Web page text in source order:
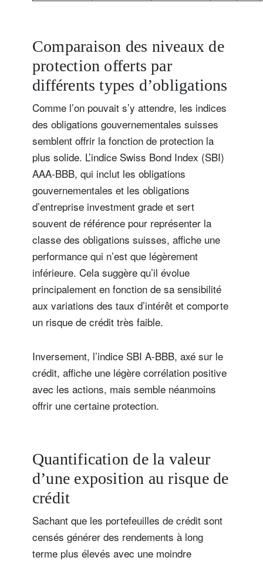
Comparaison des niveaux de
protection offerts par
différents types d’obligations
Comme l’on pouvait s’y attendre, les indices
des obligations gouvernementales suisses
semblent offrir la fonction de protection la
plus solide. L’indice Swiss Bond Index (SBI)
AAA-BBB, qui inclut les obligations
gouvernementales et les obligations
d’entreprise investment grade et sert
souvent de référence pour représenter la
classe des obligations suisses, affiche une
performance qui n’est que légèrement
inférieure. Cela suggère qu’il évolue
principalement en fonction de sa sensibilité
aux variations des taux d’intérêt et comporte
un risque de crédit très faible.
Inversement, l’indice SBI A-BBB, axé sur le
crédit, affiche une légère corrélation positive
avec les actions, mais semble néanmoins
offrir une certaine protection.
Quantification de la valeur
d’une exposition au risque de
crédit
Sachant que les portefeuilles de crédit sont
censés générer des rendements à long
terme plus élevés avec une moindre